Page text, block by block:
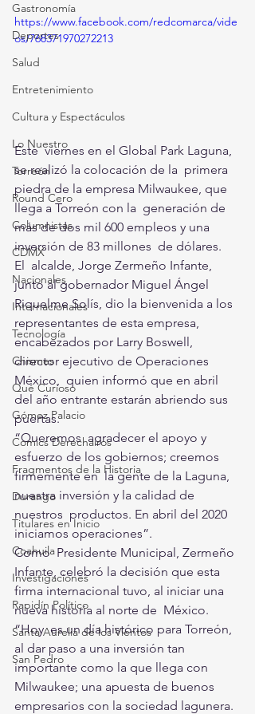
Gastronomía
Deportes
Salud
Entretenimiento
Cultura y Espectáculos
Lo Nuestro
Torreón
Round Cero
Columnistas
CDMX
Nacionales
Internacionales
Tecnología
Chismes
Qué Curioso
Gómez Palacio
Comics Derechairos
Fragmentos de la Historia
Durango
Titulares en Inicio
Coahuila
Investigaciones
Rapidín Político
Santa Aurelia de los Vientos
San Pedro
https://www.facebook.com/redcomarca/vide
os/768371970272213
Este  viernes en el Global Park Laguna,
se realizó la colocación de la  primera
piedra de la empresa Milwaukee, que
llega a Torreón con la  generación de
más de dos mil 600 empleos y una
inversión de 83 millones  de dólares.
El  alcalde, Jorge Zermeño Infante,
junto al gobernador Miguel Ángel
Riquelme Solís, dio la bienvenida a los
representantes de esta empresa,
encabezados por Larry Boswell,
director ejecutivo de Operaciones
México,  quien informó que en abril
del año entrante estarán abriendo sus
puertas.
“Queremos  agradecer el apoyo y
esfuerzo de los gobiernos; creemos
firmemente en  la gente de la Laguna,
nuestra inversión y la calidad de
nuestros  productos. En abril del 2020
iniciamos operaciones”.
Como  Presidente Municipal, Zermeño
Infante, celebró la decisión que esta
firma internacional tuvo, al iniciar una
nueva historia al norte de  México.
“Hoy  es un día histórico para Torreón,
al dar paso a una inversión tan
importante como la que llega con
Milwaukee; una apuesta de buenos
empresarios con la sociedad lagunera.